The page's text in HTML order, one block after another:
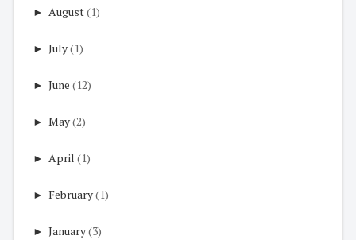
► August(1)
► July(1)
► June (12)
► May(2)
► April (1)
► February(1)
► January(3)